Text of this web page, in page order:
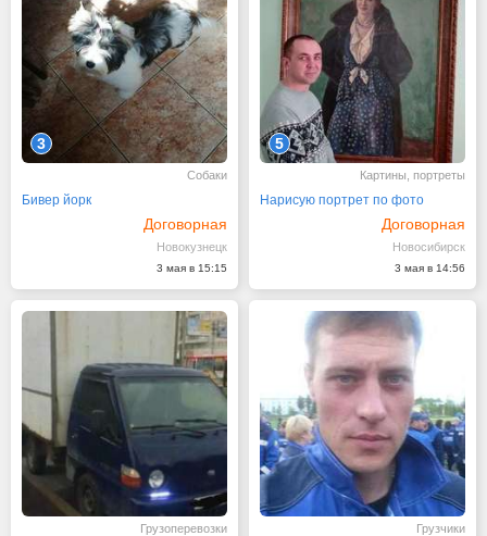
3
Собаки
Бивер йорк
Договорная
Новокузнецк
3 мая в 15:15
5
Картины, портреты
Нарисую портрет по фото
Договорная
Новосибирск
3 мая в 14:56
Грузоперевозки Грузчики